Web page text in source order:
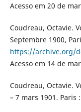
Acesso em 20 de
Coudreau, Octavie.
Septembre 1900,
https://archive.org/
Acesso em 14 de
Coudreau, Octavie.
– 7 mars 1901. Paris